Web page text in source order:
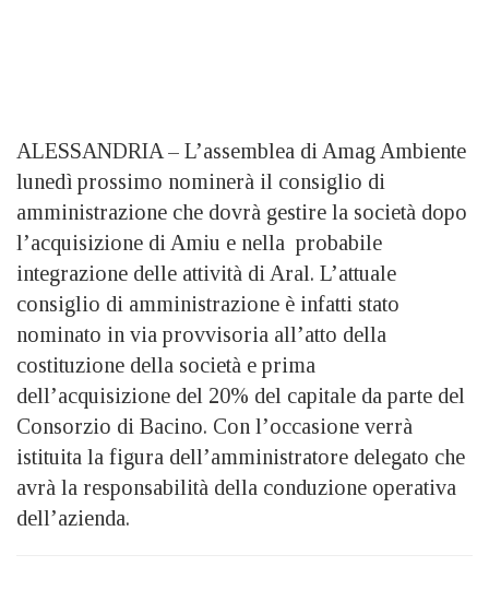
ALESSANDRIA – L’assemblea di Amag Ambiente
lunedì prossimo nominerà il consiglio di
amministrazione che dovrà gestire la società dopo
l’acquisizione di Amiu e nella probabile
integrazione delle attività di Aral. L’attuale
consiglio di amministrazione è infatti stato
nominato in via provvisoria all’atto della
costituzione della società e prima
dell’acquisizione del 20% del capitale da parte del
Consorzio di Bacino. Con l’occasione verrà
istituita la figura dell’amministratore delegato che
avrà la responsabilità della conduzione operativa
dell’azienda.